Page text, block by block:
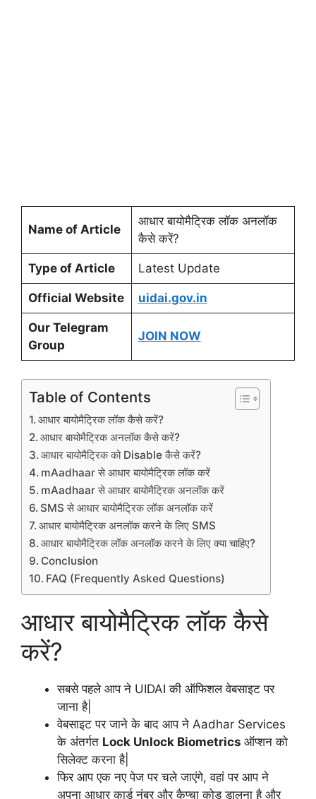
Name of Article
आधार बायोमैट्रिक लॉक अनलॉक
कैसे करें?
Type of Article Latest Update
Official Website uidai.gov.in
Our Telegram
Group
JOIN NOW
Table of Contents
आधार बायोमैट्रिक लॉक कैसे करें?
आधार बायोमैट्रिक अनलॉक कैसे करें?
आधार बायोमैट्रिक को Disable कैसे करें?
mAadhaar से आधार बायोमैट्रिक लॉक करें
mAadhaar से आधार बायोमैट्रिक अनलॉक करें
SMS से आधार बायोमैट्रिक लॉक अनलॉक करें
आधार बायोमैट्रिक अनलॉक करने के लिए SMS
आधार बायोमैट्रिक लॉक अनलॉक करने के लिए क्या चाहिए?
Conclusion
FAQ (Frequently Asked Questions)
आधार बायोमैट्रिक लॉक कैसे
करें?
सबसे पहले आप ने UIDAI की ऑफिशल वेबसाइट पर
जाना है|
वेबसाइट पर जाने के बाद आप ने Aadhar Services
के अंतर्गत Lock Unlock Biometrics ऑप्शन को
सिलेक्ट करना है|
फिर आप एक नए पेज पर चले जाएंगे, वहां पर आप ने
अपना आधार कार्ड नंबर और कैप्चा कोड डालना है और